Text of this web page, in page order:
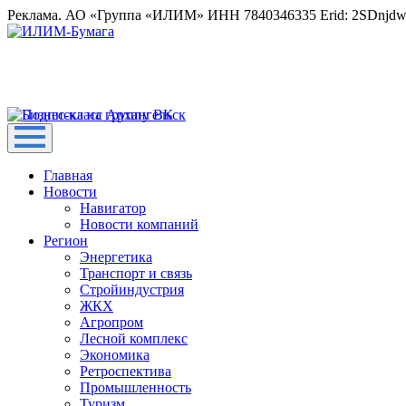
Реклама. АО «Группа «ИЛИМ» ИНН 7840346335 Erid:
Главная
Новости
Навигатор
Новости компаний
Регион
Энергетика
Транспорт и связь
Стройиндустрия
ЖКХ
Агропром
Лесной комплекс
Экономика
Ретроспектива
Промышленность